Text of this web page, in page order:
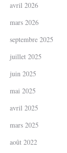
avril 2026
mars 2026
septembre 2025
juillet 2025
juin 2025
mai 2025
avril 2025
mars 2025
août 2022